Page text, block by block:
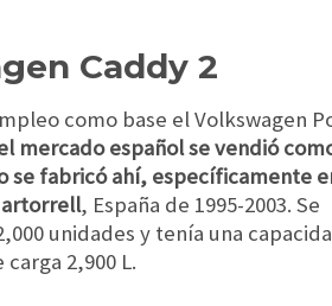
Caddy 2
como base el Volkswagen
mercado español se vendió
se fabricó ahí, específicamente
, España de 1995-2003. Se
unidades y tenía una
2,900 L.